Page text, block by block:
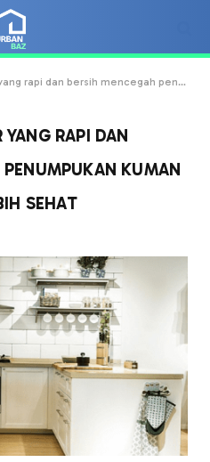
mencegah penumpukan kuman sehingga jadi lebih sehat"
YANG RAPI DAN
PENUMPUKAN KUMAN
SEHAT